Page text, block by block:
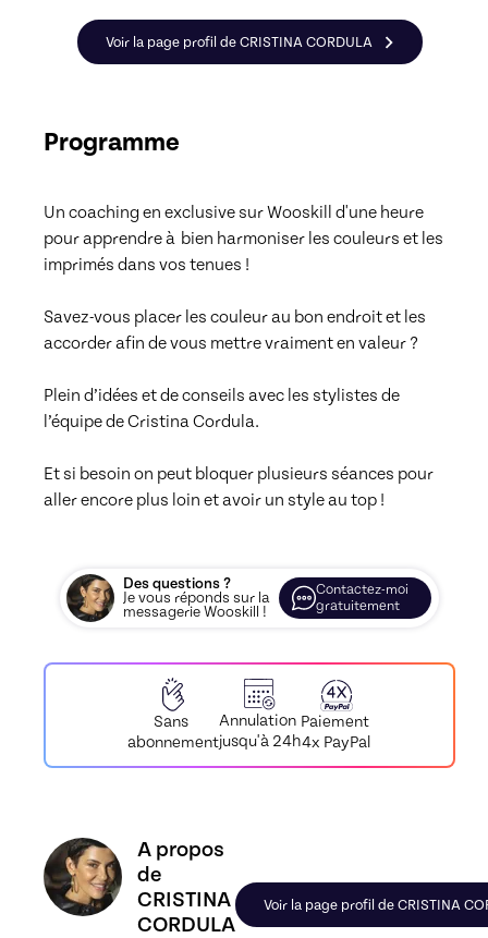
Voir la page profil de CRISTINA CORDULA
Programme
Un coaching en exclusive sur Wooskill d'une heure
pour apprendre à  bien harmoniser les couleurs et les
imprimés dans vos tenues !
Savez-vous placer les couleur au bon endroit et les
accorder afin de vous mettre vraiment en valeur ?
Plein d’idées et de conseils avec les stylistes de
l’équipe de Cristina Cordula.
Et si besoin on peut bloquer plusieurs séances pour
Des questions ?
Je vous réponds sur la
messagerie Wooskill !
Contactez-moi
gratuitement
Sans
abonnement
Annulation
jusqu'à 24h
Paiement
4x PayPal
Découvrez le profil de CRISTINA CORDULA,
A propos
de
CRISTINA
CORDULA
Voir la page profil de CRISTINA